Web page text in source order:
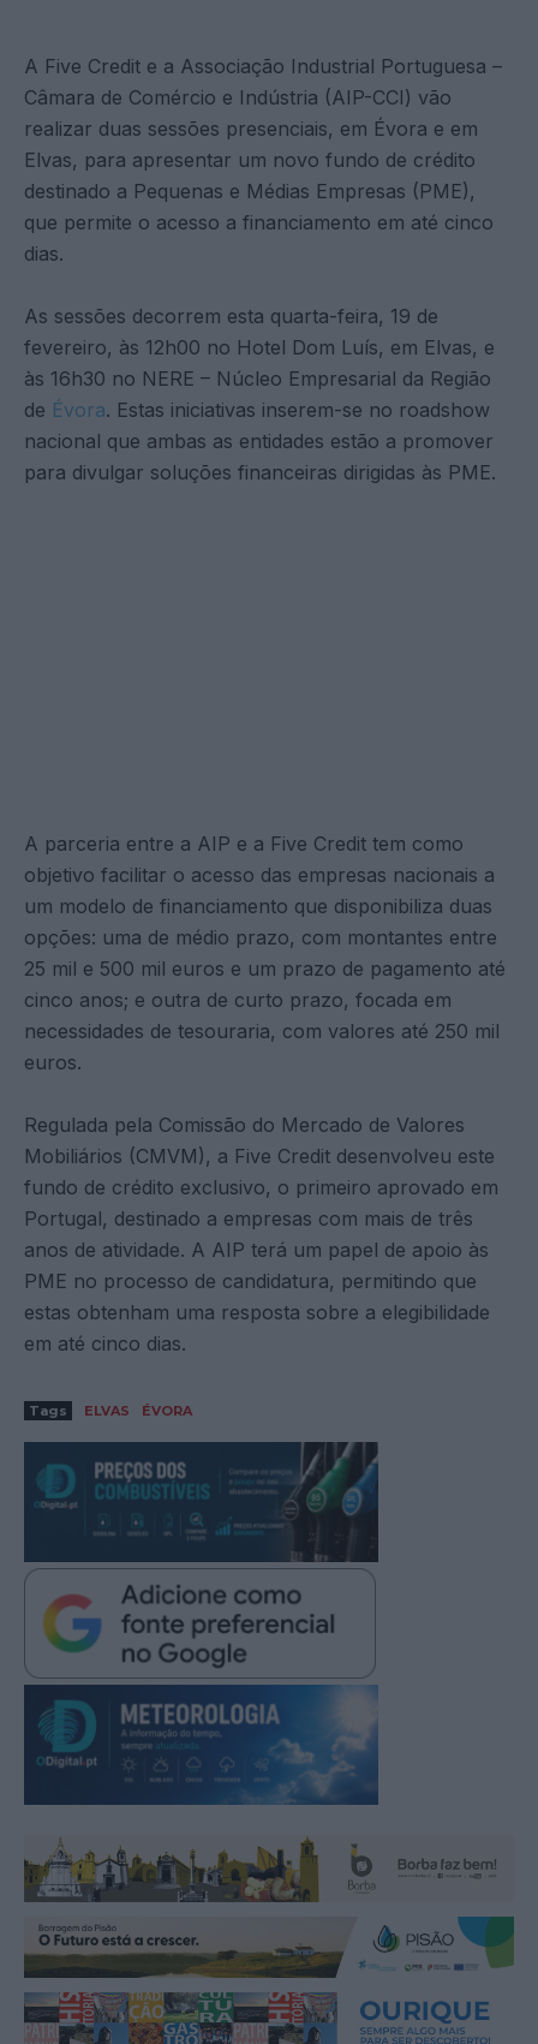
A Five Credit e a Associação Industrial Portuguesa –
Câmara de Comércio e Indústria (AIP-CCI) vão
realizar duas sessões presenciais, em Évora e em
Elvas, para apresentar um novo fundo de crédito
destinado a Pequenas e Médias Empresas (PME),
que permite o acesso a financiamento em até cinco
dias.
As sessões decorrem esta quarta-feira, 19 de
fevereiro, às 12h00 no Hotel Dom Luís, em Elvas, e
às 16h30 no NERE – Núcleo Empresarial da Região
de Évora. Estas iniciativas inserem-se no roadshow
nacional que ambas as entidades estão a promover
para divulgar soluções financeiras dirigidas às PME.
A parceria entre a AIP e a Five Credit tem como
objetivo facilitar o acesso das empresas nacionais a
um modelo de financiamento que disponibiliza duas
opções: uma de médio prazo, com montantes entre
25 mil e 500 mil euros e um prazo de pagamento até
cinco anos; e outra de curto prazo, focada em
necessidades de tesouraria, com valores até 250 mil
euros.
Regulada pela Comissão do Mercado de Valores
Mobiliários (CMVM), a Five Credit desenvolveu este
fundo de crédito exclusivo, o primeiro aprovado em
Portugal, destinado a empresas com mais de três
anos de atividade. A AIP terá um papel de apoio às
PME no processo de candidatura, permitindo que
estas obtenham uma resposta sobre a elegibilidade
em até cinco dias.
Tags ELVAS ÉVORA